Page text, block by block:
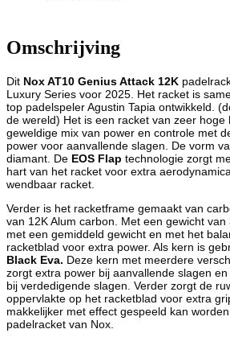
Omschrijving
Dit Nox AT10 Genius Attack 12K
Luxury Series voor 2025. Het racket is
top padelspeler Agustin Tapia ontwikkeld.
de wereld) Het is een racket van zeer hoge
geweldige mix van power en controle met
power voor aanvallende slagen. De vorm
diamant. De EOS Flap technologie zorgt
hart van het racket voor extra
wendbaar racket.
Verder is het racketframe gemaakt van
van 12K Alum carbon. Met een gewicht
met een gemiddeld gewicht en met het
racketblad voor extra power. Als kern is
Black Eva. Deze kern met meerdere
zorgt extra power bij aanvallende slagen
bij verdedigende slagen. Verder zorgt de
oppervlakte op het racketblad voor extra
makkelijker met effect gespeeld kan
padelracket van Nox.